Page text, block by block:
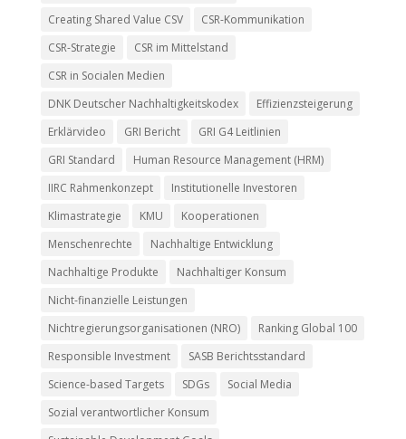
Creating Shared Value CSV
CSR-Kommunikation
CSR-Strategie
CSR im Mittelstand
CSR in Socialen Medien
DNK Deutscher Nachhaltigkeitskodex
Effizienzsteigerung
Erklärvideo
GRI Bericht
GRI G4 Leitlinien
GRI Standard
Human Resource Management (HRM)
IIRC Rahmenkonzept
Institutionelle Investoren
Klimastrategie
KMU
Kooperationen
Menschenrechte
Nachhaltige Entwicklung
Nachhaltige Produkte
Nachhaltiger Konsum
Nicht-finanzielle Leistungen
Nichtregierungsorganisationen (NRO)
Ranking Global 100
Responsible Investment
SASB Berichtsstandard
Science-based Targets
SDGs
Social Media
Sozial verantwortlicher Konsum